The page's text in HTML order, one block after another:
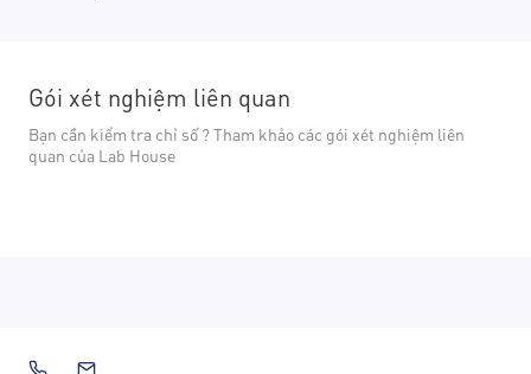
Gói xét nghiệm liên quan
Bạn cần kiểm tra chỉ số ? Tham khảo các gói xét nghiệm liên
quan của Lab House